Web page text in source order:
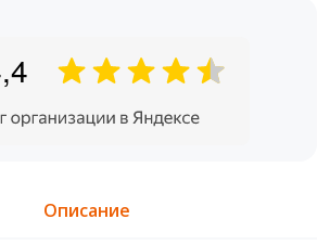
Описание